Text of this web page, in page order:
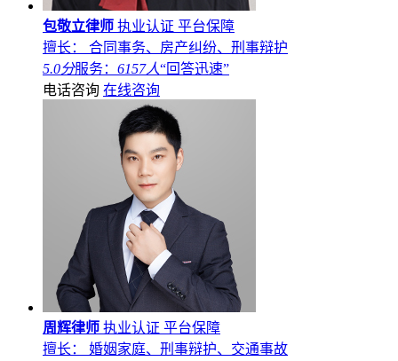
包敬立律师 执业认证 平台保障
擅长： 合同事务、房产纠纷、刑事辩护
5.0分服务： 6157人“回答迅速”
电话咨询 在线咨询
周辉律师 执业认证 平台保障
擅长： 婚姻家庭、刑事辩护、交通事故